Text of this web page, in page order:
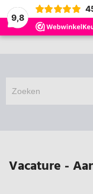
9,8
Vacature -